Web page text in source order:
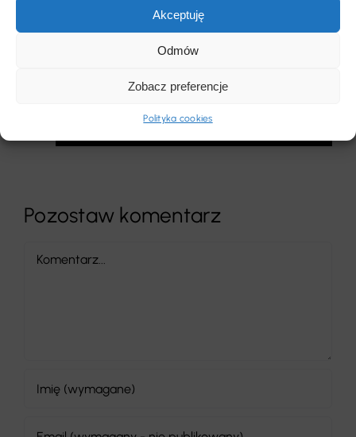
Akceptuję
Odmów
Zobacz preferencje
Polityka cookies
Roksana Szczepaniak
Odpowiedz
Dziękujemy i do zobaczenia za
Pozostaw komentarz
Comment